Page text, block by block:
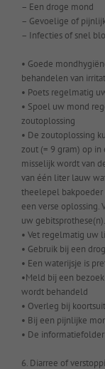
– Een droge mond
– Gevoelige of
– Infecties of snel
• Goede
behandelen van
• Poets regelmatig
• Spoel uw mond
zoutoplossing
• De zoutoplossing
zout (= 9 gram) op
misselijk wordt van
van één liter lauw
theelepel bakpoeder
een verse oplossing.
uw gebitsprothese(n).
• Vet regelmatig uw
• Gebruik bij een
• Een waterijsje is
•Meld bij een
wordt behandeld
• Overleg bij
• Bij een pijnlijke
• De
6. Diarree of